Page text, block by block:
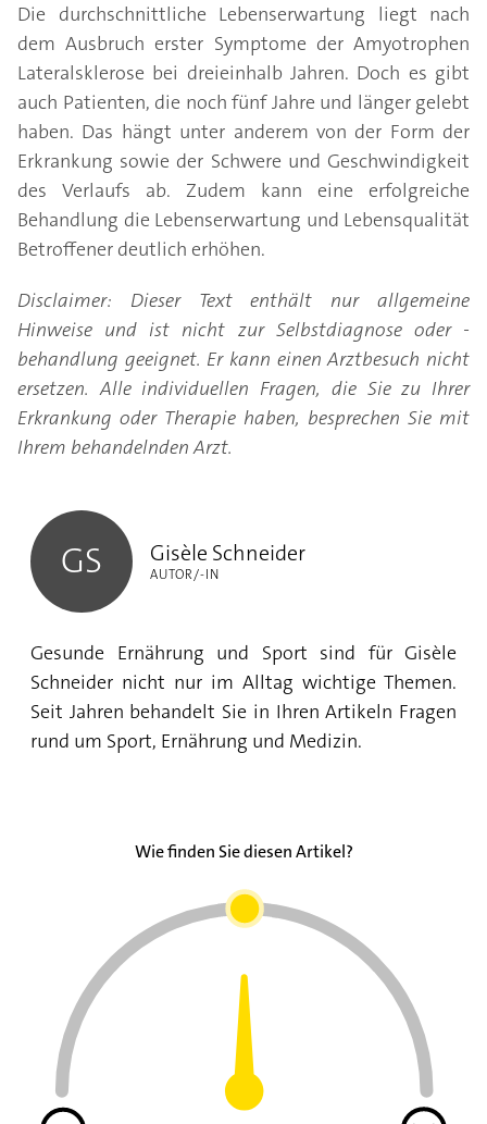
Die durchschnittliche Lebenserwartung liegt nach
dem Ausbruch erster Symptome der Amyotrophen
Lateralsklerose bei dreieinhalb Jahren. Doch es gibt
auch Patienten, die noch fünf Jahre und länger gelebt
haben. Das hängt unter anderem von der Form der
Erkrankung sowie der Schwere und Geschwindigkeit
des Verlaufs ab. Zudem kann eine erfolgreiche
Behandlung die Lebenserwartung und Lebensqualität
Betroffener deutlich erhöhen.
Disclaimer: Dieser Text enthält nur allgemeine
Hinweise und ist nicht zur Selbstdiagnose oder -
behandlung geeignet. Er kann einen Arztbesuch nicht
ersetzen. Alle individuellen Fragen, die Sie zu Ihrer
Erkrankung oder Therapie haben, besprechen Sie mit
Ihrem behandelnden Arzt.
GS Gisèle Schneider
AUTOR/-IN
Gesunde Ernährung und Sport sind für Gisèle
Schneider nicht nur im Alltag wichtige Themen.
Seit Jahren behandelt Sie in Ihren Artikeln Fragen
rund um Sport, Ernährung und Medizin.
Wie finden Sie diesen Artikel?